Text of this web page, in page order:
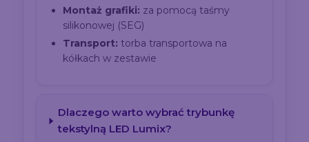
Montaż grafiki: za pomocą taśmy
silikonowej (SEG)
Transport: torba transportowa na
kółkach w zestawie
Dlaczego warto wybrać trybunkę
tekstylną LED Lumix?